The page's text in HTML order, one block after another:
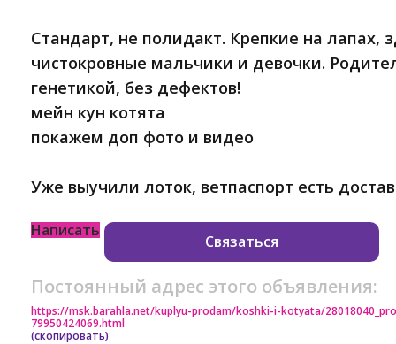
Стандарт, не полидакт. Крепкие на лапах,
чистокровные мальчики и девочки.
генетикой, без дефектов!
мейн кун котята
покажем доп фото и видео
Уже выучили лоток, ветпаспорт есть
Написать
Связаться
Постоянный адрес этого объявления:
https://msk.barahla.net/kuplyu-prodam/koshki-i-kotyata/
79950424069.html
(скопировать)